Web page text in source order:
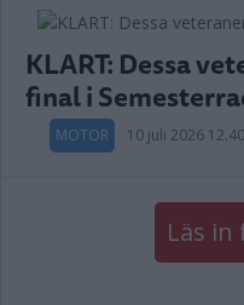
KLART: Dessa
final i
MOTOR 10 juli 2026 12.40
Läs